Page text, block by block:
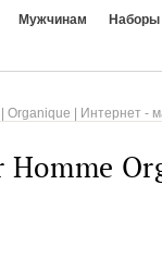
мужчинам наборы
Organique | Интернет -